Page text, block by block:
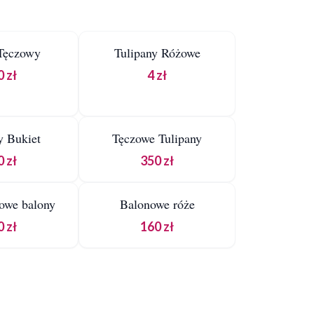
zł
DO KOSZYKA
Tulipany Różowe
4 zł
Bukiet
zł
DO KOSZYKA
Tęczowe Tulipany
350 zł
balony
zł
DO KOSZYKA
Balonowe róże
160 zł